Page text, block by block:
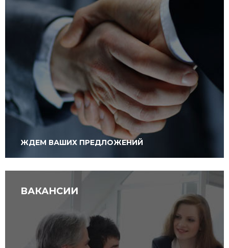
ЖДЕМ ВАШИХ ПРЕДЛОЖЕНИЙ
ВАКАНСИИ